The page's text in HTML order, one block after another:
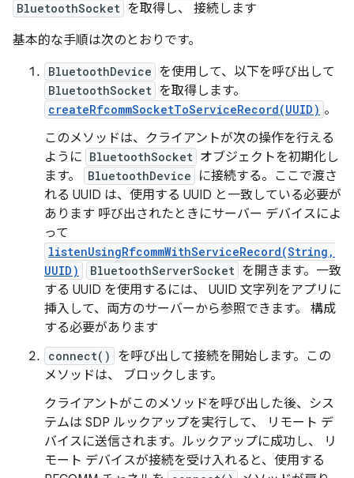
BluetoothSocket を取得し、 接続します
基本的な手順は次のとおりです。
BluetoothDevice を使用して、以下を呼び出して
BluetoothSocket を取得します。
createRfcommSocketToServiceRecord(UUID) 。
このメソッドは、クライアントが次の操作を行える
ように BluetoothSocket オブジェクトを初期化し
ます。
BluetoothDevice
に接続する。ここで渡さ
れる UUID は、使用する UUID と一致している必要が
あります 呼び出されたときにサーバー デバイスによ
って
listenUsingRfcommWithServiceRecord(String,
UUID)
BluetoothServerSocket を開きます。一致
する UUID を使用するには、 UUID 文字列をアプリに
挿入して、両方のサーバーから参照できます。 構成
する必要があります
connect()
を呼び出して接続を開始します。この
メソッドは、 ブロックします。
クライアントがこのメソッドを呼び出した後、シス
テムは SDP ルックアップを実行して、 リモート デ
バイスに送信されます。ルックアップに成功し、 リ
モート デバイスが接続を受け入れると、使用する